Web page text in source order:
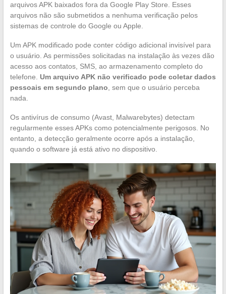
arquivos APK baixados fora da Google Play Store. Esses
arquivos não são submetidos a nenhuma verificação pelos
sistemas de controle do Google ou Apple.
Um APK modificado pode conter código adicional invisível para
o usuário. As permissões solicitadas na instalação às vezes dão
acesso aos contatos, SMS, ao armazenamento completo do
telefone. Um arquivo APK não verificado pode coletar dados
pessoais em segundo plano , sem que o usuário perceba
nada.
Os antivírus de consumo (Avast, Malwarebytes) detectam
regularmente esses APKs como potencialmente perigosos. No
entanto, a detecção geralmente ocorre após a instalação,
quando o software já está ativo no dispositivo.